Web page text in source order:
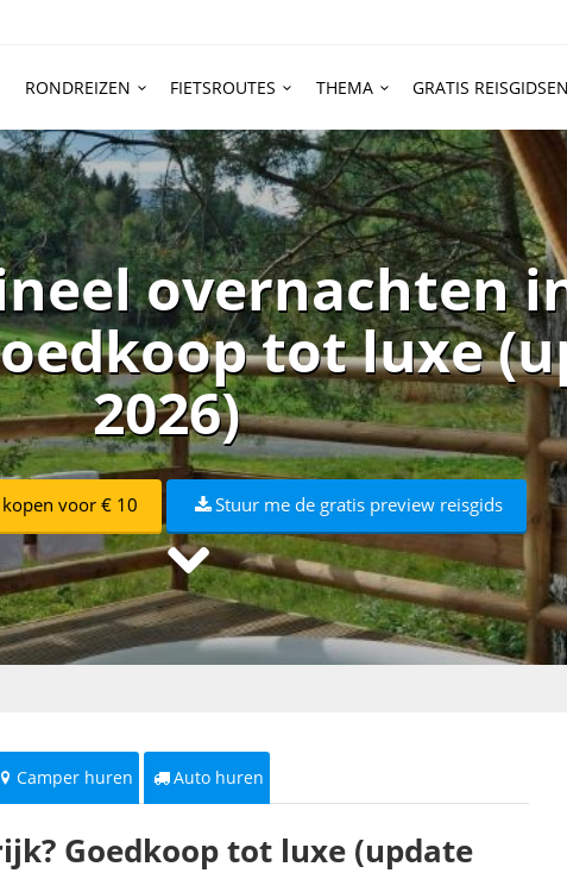
RONDREIZEN FIETSROUTES THEMA GRATIS REISGIDSEN
overnachten
tot luxe
2026)
voor € 10 Stuur me de gratis preview reisgids
Camper huren Auto huren
Goedkoop tot luxe (update